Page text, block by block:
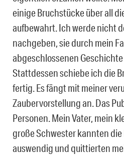
einige Bruchstücke über all
aufbewahrt. Ich werde nicht
nachgeben, sie durch mein
abgeschlossenen
Stattdessen schiebe ich die
fertig. Es fängt mit meiner
Zaubervorstellung an. Das
Personen. Mein Vater, mein
große Schwester kannten
auswendig und quittierten